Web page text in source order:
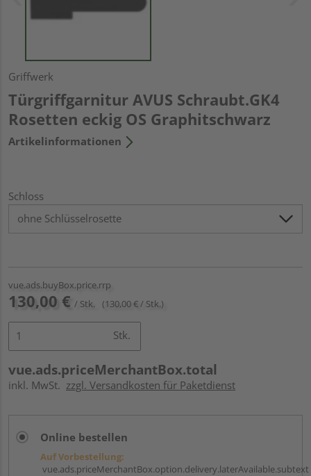
Griffwerk
Türgriffgarnitur AVUS Schraubt.GK4
Rosetten eckig OS Graphitschwarz
Artikelinformationen
Schloss
vue.ads.buyBox.price.rrp
130,00 € / Stk. (130,00 € / Stk.)
Stk.
vue.ads.priceMerchantBox.total
inkl. MwSt. zzgl. Versandkosten für Paketdienst
Online bestellen
Auf Vorbestellung:
vue.ads.priceMerchantBox.option.delivery.laterAvailable.subtext